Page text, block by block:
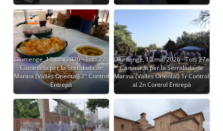
Diumenge, 10 mai 2026 - Tots 27a
Caminada per la Serralada de
Marina (Vallès Oriental) 2º Control
Entrepà
Diumenge, 10 mai 2026 - Tots 27a
Caminada per la Serralada de
Marina (Vallès Oriental) 1r Control
al 2n Control Entrepà